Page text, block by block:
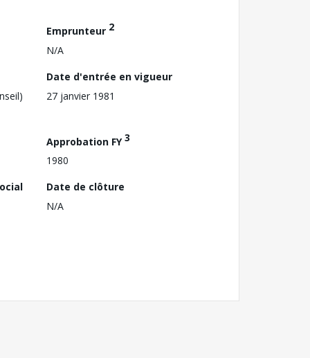
Emprunteur 2
N/A
Date d'entrée en vigueur
27 janvier 1981
Approbation FY3
1980
Date de clôture
N/A